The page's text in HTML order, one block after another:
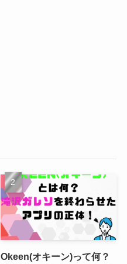
Okeen(オキーン)って何？